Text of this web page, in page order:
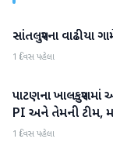
પાટણ
સાંતલપુરના વાઢીયા
1 દિવસ પહેલા
પાટણ
પાટણના
PI અને તેમની ટીમ,
1 દિવસ પહેલા